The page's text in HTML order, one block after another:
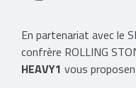
En partenariat avec le
confrère ROLLING
HEAVY1 vous